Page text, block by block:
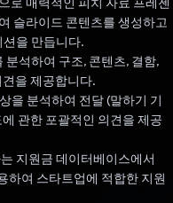
슬라이드 콘텐츠를 생성하고
을 만듭니다.
분석하여 구조, 콘텐츠, 결함,
을 제공합니다.
을 분석하여 전달 (말하기 기
관한 포괄적인 의견을 제공
지원금 데이터베이스에서
하여 스타트업에 적합한 지원